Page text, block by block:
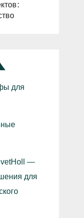
для
—
для